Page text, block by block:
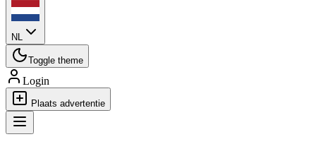
NL
Toggle theme
Login
Plaats advertentie